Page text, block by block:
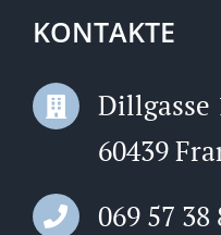
KONTAKTE
Dillgasse
60439
069 57 38